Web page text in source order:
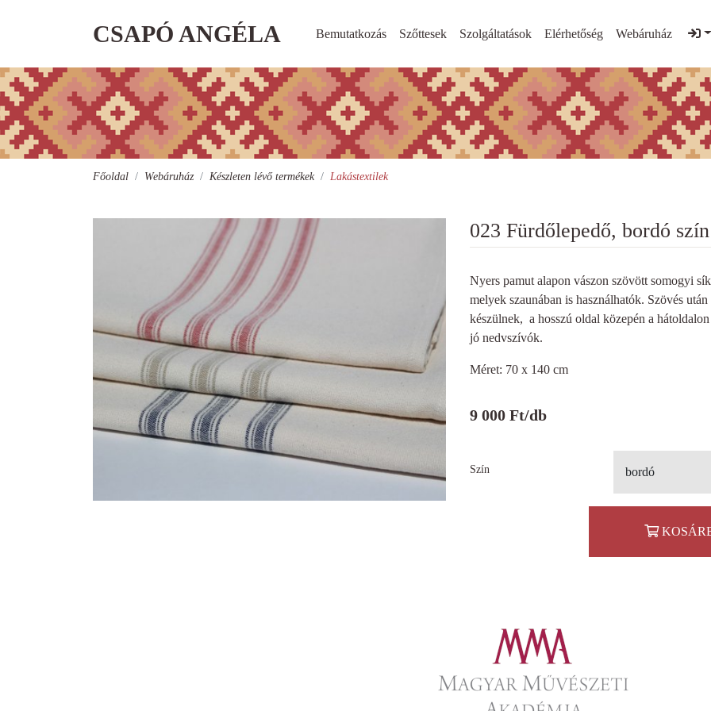
CSAPÓ ANGÉLA Bemutatkozás Szőttesek Szolgáltatások Elérhetőség Webáruház
Főoldal Webáruház Készleten lévő termékek Lakástextilek
023 Fürdőlepedő, bordó szín
Nyers pamut alapon vászon szövött somogyi
melyek szaunában is használhatók. Szövés
készülnek, a hosszú oldal közepén a
jó nedvszívók.
Méret: 70 x 140 cm
9 000 Ft/db
Szín bordó